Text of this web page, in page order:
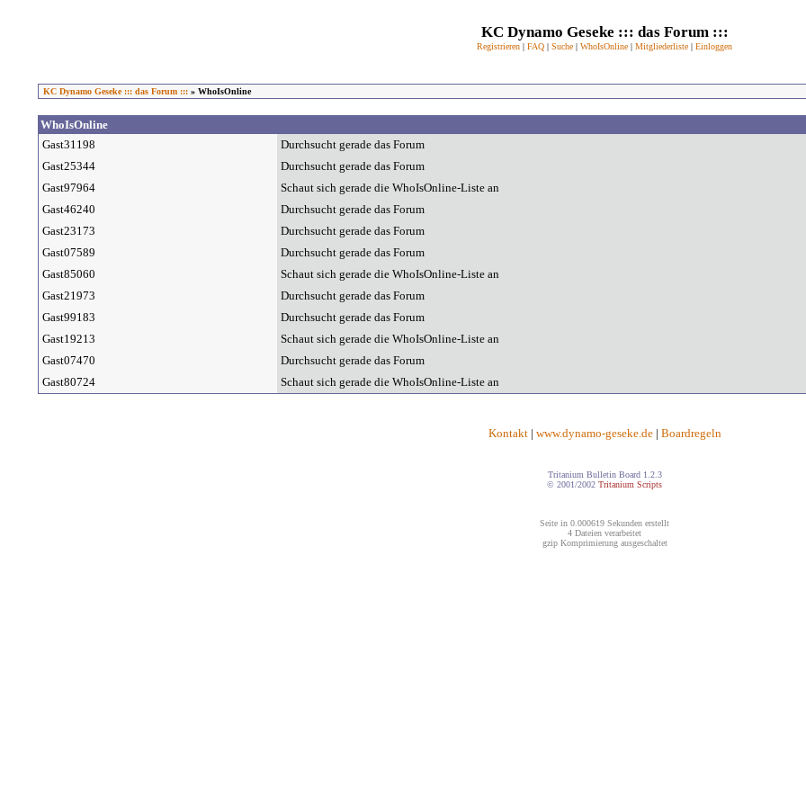
KC Dynamo Geseke ::: das Forum :::
Registrieren | FAQ | Suche | WhoIsOnline | Mitgliederliste | Einloggen
KC Dynamo Geseke ::: das Forum :::» WhoIsOnline
WhoIsOnline
Gast31198
Durchsucht gerade das Forum
Gast25344
Durchsucht gerade das Forum
Gast97964
Schaut sich gerade die WhoIsOnline-Liste an
Gast46240
Durchsucht gerade das Forum
Gast23173
Durchsucht gerade das Forum
Gast07589
Durchsucht gerade das Forum
Gast85060
Schaut sich gerade die WhoIsOnline-Liste an
Gast21973
Durchsucht gerade das Forum
Gast99183
Durchsucht gerade das Forum
Gast19213
Schaut sich gerade die WhoIsOnline-Liste an
Gast07470
Durchsucht gerade das Forum
Gast80724
Schaut sich gerade die WhoIsOnline-Liste an
Kontakt| www.dynamo-geseke.de| Boardregeln
Tritanium Bulletin Board 1.2.3
© 2001/2002 Tritanium Scripts
Seite in 0.000619 Sekunden erstellt
4 Dateien verarbeitet
gzip Komprimierung ausgeschaltet